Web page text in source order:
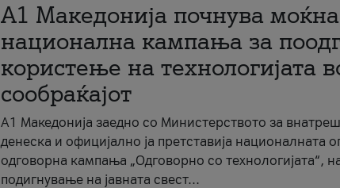
A1 Македонија почнува моќна
национална кампања за
користење на технологијата
сообраќајот
A1 Македонија заедно со Министерството за
денеска и официјално ја претставија националната
одговорна кампања „Одговорно со технологијата“,
подигнување на јавната свест...